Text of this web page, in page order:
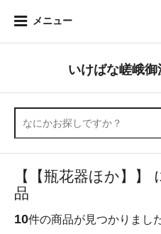
メニュー
いけばな嵯峨
【【瓶花器ほか】】
品
10件の商品が見つかりまし